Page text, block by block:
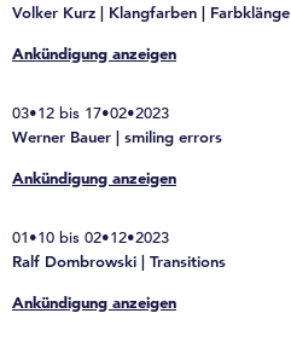
Volker Kurz | Klangfarben | Farbklänge
Ankündigung anzeigen
03•12 bis 17•02•2023
Werner Bauer | smiling errors
Ankündigung anzeigen
01•10 bis 02•12•2023
Ralf Dombrowski | Transitions
Ankündigung anzeigen